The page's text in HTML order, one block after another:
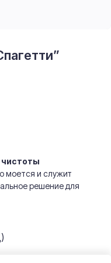
моется и служит
решение для